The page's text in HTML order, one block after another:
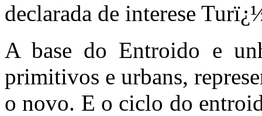
declarada de interese
A base do Entroido e
primitivos e urbans,
o novo. E o ciclo do